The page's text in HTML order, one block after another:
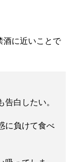
酒に近いことで
白したい。
に負けて食べ